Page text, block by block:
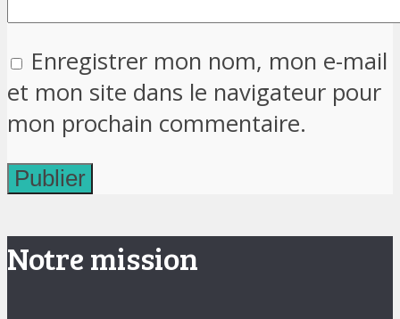
Enregistrer mon nom, mon e-mail
et mon site dans le navigateur pour
mon prochain commentaire.
Notre mission